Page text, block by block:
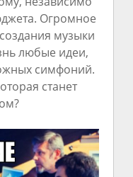
Огромное
музыки
любые идеи,
симфоний.
станет